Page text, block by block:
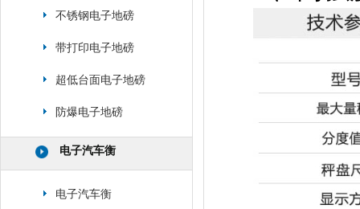
不锈钢电子地磅
带打印电子地磅
超低台面电子地磅
防爆电子地磅
电子汽车衡
电子汽车衡